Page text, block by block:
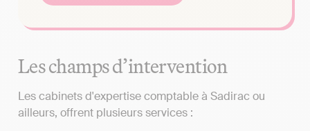
Les champs d’intervention
Les cabinets d'expertise comptable à Sadirac ou
ailleurs, offrent plusieurs services :